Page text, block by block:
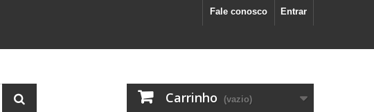
Entrar
Fale conosco
Carrinho (vazio)